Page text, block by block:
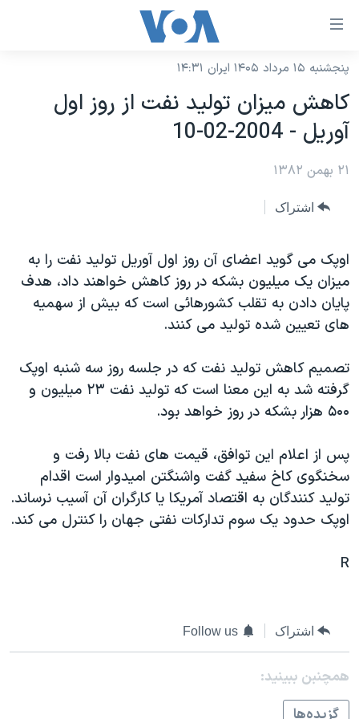
لینکهای
دسترسی
جهش
به
محتوای
اصلی
جهش
اصلی
جهش
به
جستجو
نسخه سبک وب‌سایت
موضوع ها
ایران
آمریکا
ورزشی
گزیده‌ها
ویژه برنامه‌ها
فرهنگ و زندگی
حقوق شهروندی
علم و فناوری
اسرائیل در جنگ
گالری عکس
برنامه های تلویزیونی
جدول برنامه ها
جام جهانی ۲۰۲۶
عملیات خشم حماسی
مستندها
انتخابات ریاست جمهوری آمریکا ۲۰۲۴
رمز مهسا
ورزش زنان در ایران
اعتراضات زن، زندگی، آزادی
چهل سال گروگان‌گیری
فرکانس‌های صدای آمریکا
پخش رادیویی
یادگیری زبان انگلیسی
دنبال کنید
زبانهای مختلف
پنجشنبه ۱۵ مرداد ۱۴۰۵ ایران ۱۴:۳۱
کاهش ميزان توليد نفت از روز اول
آوريل - 2004-02-10
۲۱ بهمن ۱۳۸۲
اشتراک
اوپک می گويد اعضای آن روز اول آوريل توليد نفت را به
ميزان يک ميليون بشکه در روز کاهش خواهند داد، هدف
پايان دادن به تقلب کشورهائی است که بيش از سهميه
های تعيين شده توليد می کنند.
تصميم کاهش توليد نفت که در جلسه روز سه شنبه اوپک
گرفته شد به اين معنا است که توليد نفت ٢٣ ميليون و
۵۰۰ هزار بشکه در روز خواهد بود.
پس از اعلام اين توافق، قيمت های نفت بالا رفت و
سخنگوی کاخ سفيد گفت واشنگتن اميدوار است اقدام
توليد کنندگان به اقتصاد آمريکا يا کارگران آن آسيب نرساند.
اوپک حدود يک سوم تدارکات نفتی جهان را کنترل می کند.
R
اشتراک Follow us
همچنبن ببینید: